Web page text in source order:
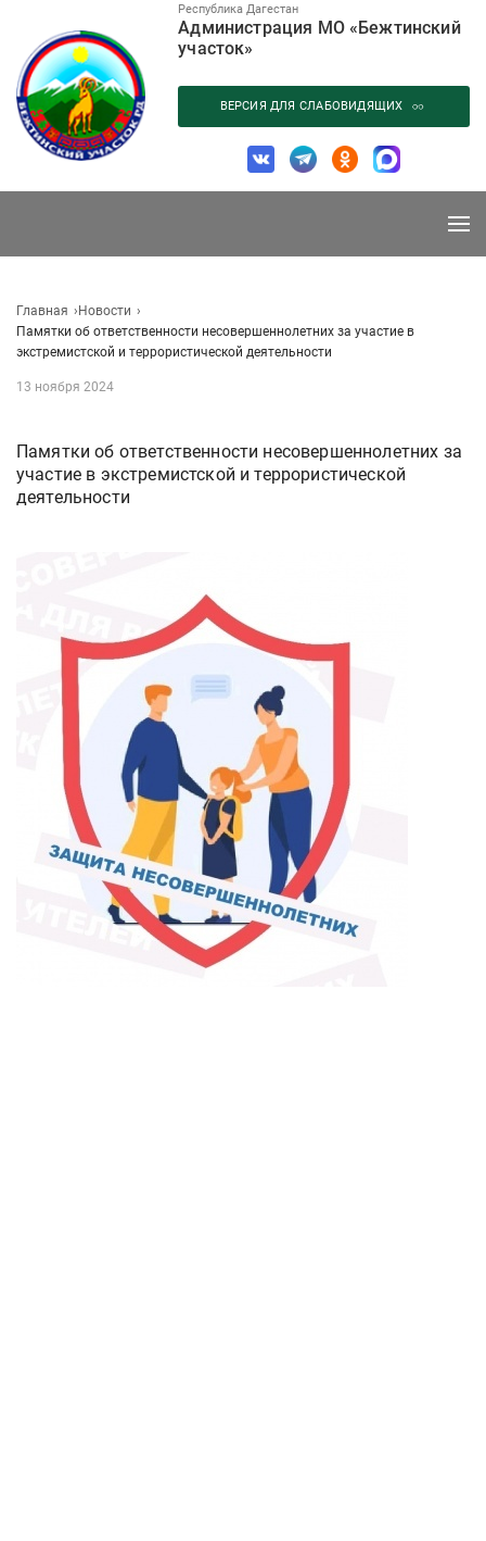
содержанию
Республика Дагестан
Администрация МО «Бежтинский
участок»
ВЕРСИЯ ДЛЯ СЛАБОВИДЯЩИХ
Главная
Новости
Памятки об ответственности несовершеннолетних за участие в
экстремистской и террористической деятельности
13 ноября 2024
Памятки об ответственности несовершеннолетних за
участие в экстремистской и террористической
деятельности